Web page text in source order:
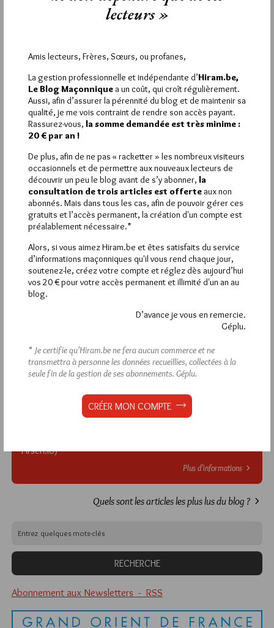
10 SEPTEMBRE 2012 À 15H33 / RÉPONDRE
Dommage ! Je ne pourrai être à Genève à cette date. Tant il
m’aurait vraiment intéressé d’entendre l’étude proposée ci-
dessus. Aussi, de savoir qu’il puisse être comparée l’ordination
(Melkitsédek) à 85 € avec celle du Misraïm qui ne réclame
qu’une Connaissance acquise parmi ses Soeurs et Frères en
Loge, m’interrogeait. Je serai vraiment favorisé d’en recevoir
un exemplaire. Merci.
La rédaction de commentaires est
réservée aux abonnés.
Si vous souhaitez rédiger des
commentaires, vous devez :
VOUS INSCRIRE
Déjà inscrit(e) ?Connectez-vous
Pirsch.io)
Plus d’informations
Quels sont les articles les plus lus du blog ?
Abonnement aux Newsletters - RSS
lecteurs »
Amis lecteurs, Frères, Sœurs, ou profanes,
La gestion professionnelle et indépendante d’Hiram.be,
Le Blog Maçonnique a un coût, qui croît régulièrement.
Aussi, afin d’assurer la pérennité du blog et de maintenir sa
qualité, je me vois contraint de rendre son accès payant.
Rassurez-vous, la somme demandée est très minime :
20 € par an !
De plus, afin de ne pas « racketter » les nombreux visiteurs
occasionnels et de permettre aux nouveaux lecteurs de
découvrir un peu le blog avant de s’y abonner, la
consultation de trois articles est offerte aux non
abonnés. Mais dans tous les cas, afin de pouvoir gérer ces
gratuits et l’accès permanent, la création d'un compte est
préalablement nécessaire.*
Alors, si vous aimez Hiram.be et êtes satisfaits du service
d’informations maçonniques qu'il vous rend chaque jour,
soutenez-le, créez votre compte et réglez dès aujourd’hui
vos 20 € pour votre accès permanent et illimité d'un an au
blog.
D’avance je vous en remercie.
Géplu.
* Je certifie qu’Hiram.be ne fera aucun commerce et ne
transmettra à personne les données recueillies, collectées à la
seule fin de la gestion de ses abonnements. Géplu.
CRÉER MON COMPTE